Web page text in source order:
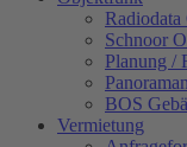
Schnoor
Planung /
BOS
Vermietung